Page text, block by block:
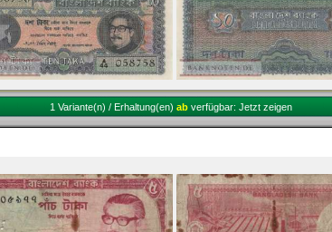
1 Variante(n) / Erhaltung(en) ab verfügbar: Jetzt zeigen